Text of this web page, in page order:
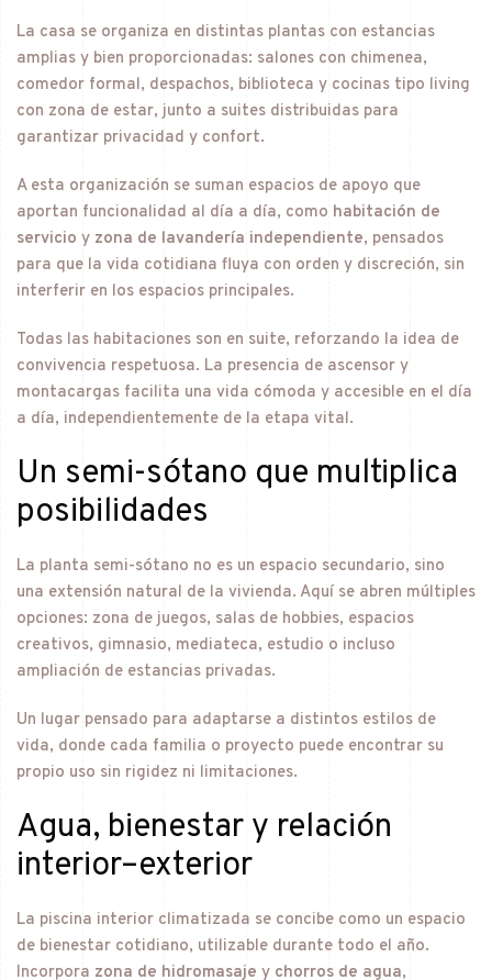
La casa se organiza en distintas plantas con estancias
amplias y bien proporcionadas: salones con chimenea,
comedor formal, despachos, biblioteca y cocinas tipo living
con zona de estar, junto a suites distribuidas para
garantizar privacidad y confort.
A esta organización se suman espacios de apoyo que
aportan funcionalidad al día a día, como habitación de
servicio y zona de lavandería independiente, pensados
para que la vida cotidiana fluya con orden y discreción, sin
interferir en los espacios principales.
Todas las habitaciones son en suite, reforzando la idea de
convivencia respetuosa. La presencia de ascensor y
montacargas facilita una vida cómoda y accesible en el día
a día, independientemente de la etapa vital.
Un semi-sótano que multiplica
posibilidades
La planta semi-sótano no es un espacio secundario, sino
una extensión natural de la vivienda. Aquí se abren múltiples
opciones: zona de juegos, salas de hobbies, espacios
creativos, gimnasio, mediateca, estudio o incluso
ampliación de estancias privadas.
Un lugar pensado para adaptarse a distintos estilos de
vida, donde cada familia o proyecto puede encontrar su
propio uso sin rigidez ni limitaciones.
Agua, bienestar y relación
interior–exterior
La piscina interior climatizada se concibe como un espacio
de bienestar cotidiano, utilizable durante todo el año.
Incorpora zona de hidromasaje y chorros de agua,